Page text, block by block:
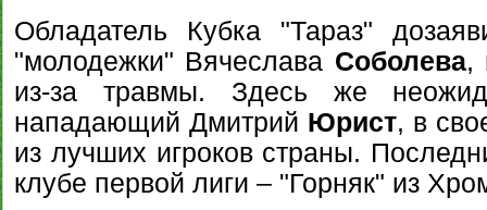
Обладатель Кубка "Тараз"
"молодежки" Вячеслава Соболева,
из-за травмы. Здесь же
нападающий Дмитрий Юрист, в
из лучших игроков страны.
клубе первой лиги – "Горняк" из